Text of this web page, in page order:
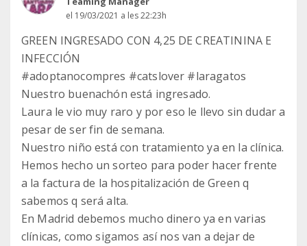
el 19/03/2021 a les 22:23h
GREEN INGRESADO CON 4,25 DE CREATININA E
INFECCIÓN
#adoptanocompres #catslover #laragatos
Nuestro buenachón está ingresado.
Laura le vio muy raro y por eso le llevo sin dudar a
pesar de ser fin de semana.
Nuestro niño está con tratamiento ya en la clínica.
Hemos hecho un sorteo para poder hacer frente
a la factura de la hospitalización de Green q
sabemos q será alta.
En Madrid debemos mucho dinero ya en varias
clínicas, como sigamos así nos van a dejar de